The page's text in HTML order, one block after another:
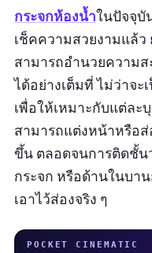
กระจกห้องน้ำในปัจจุบั
เช็คความสวยงามแล้
สามารถอำนวยความส
ได้อย่างเต็มที่ ไม่ว่าจะ
เพื่อให้เหมาะกับแต่ละ
สามารถแต่งหน้าหรือส่
ขึ้น ตลอดจนการติดชั้น
กระจก หรือด้านในบา
เอาไว้ส่องจริง ๆ
POCKET CINEMATIC